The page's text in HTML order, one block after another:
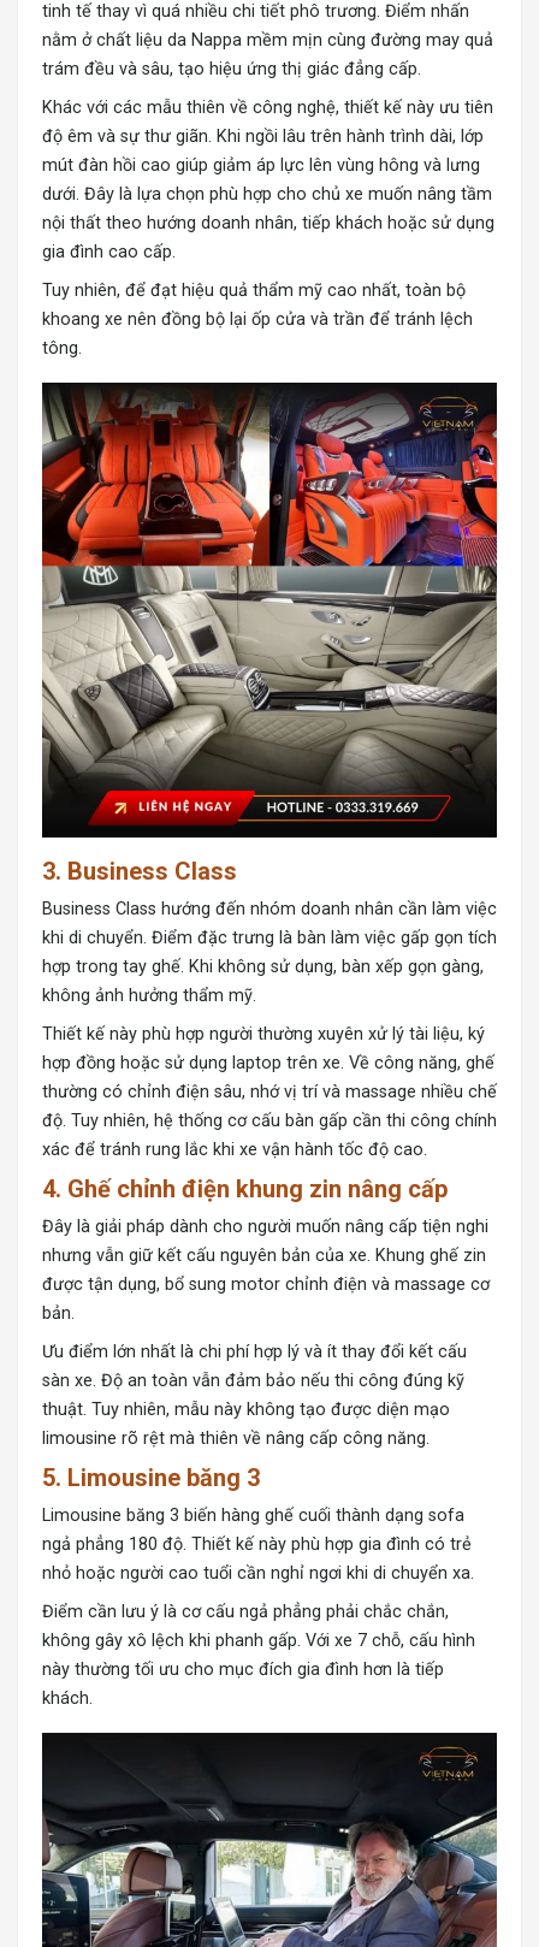
tinh tế thay vì quá nhiều chi tiết phô trương. Điểm nhấn
nằm ở chất liệu da Nappa mềm mịn cùng đường may quả
trám đều và sâu, tạo hiệu ứng thị giác đẳng cấp.
Khác với các mẫu thiên về công nghệ, thiết kế này ưu tiên
độ êm và sự thư giãn. Khi ngồi lâu trên hành trình dài, lớp
mút đàn hồi cao giúp giảm áp lực lên vùng hông và lưng
dưới. Đây là lựa chọn phù hợp cho chủ xe muốn nâng tầm
nội thất theo hướng doanh nhân, tiếp khách hoặc sử dụng
gia đình cao cấp.
Tuy nhiên, để đạt hiệu quả thẩm mỹ cao nhất, toàn bộ
khoang xe nên đồng bộ lại ốp cửa và trần để tránh lệch
tông.
3. Business Class
Business Class hướng đến nhóm doanh nhân cần làm việc
khi di chuyển. Điểm đặc trưng là bàn làm việc gấp gọn tích
hợp trong tay ghế. Khi không sử dụng, bàn xếp gọn gàng,
không ảnh hưởng thẩm mỹ.
Thiết kế này phù hợp người thường xuyên xử lý tài liệu, ký
hợp đồng hoặc sử dụng laptop trên xe. Về công năng, ghế
thường có chỉnh điện sâu, nhớ vị trí và massage nhiều chế
độ. Tuy nhiên, hệ thống cơ cấu bàn gấp cần thi công chính
xác để tránh rung lắc khi xe vận hành tốc độ cao.
4. Ghế chỉnh điện khung zin nâng cấp
Đây là giải pháp dành cho người muốn nâng cấp tiện nghi
nhưng vẫn giữ kết cấu nguyên bản của xe. Khung ghế zin
được tận dụng, bổ sung motor chỉnh điện và massage cơ
bản.
Ưu điểm lớn nhất là chi phí hợp lý và ít thay đổi kết cấu
sàn xe. Độ an toàn vẫn đảm bảo nếu thi công đúng kỹ
thuật. Tuy nhiên, mẫu này không tạo được diện mạo
limousine rõ rệt mà thiên về nâng cấp công năng.
5. Limousine băng 3
Limousine băng 3 biến hàng ghế cuối thành dạng sofa
ngả phẳng 180 độ. Thiết kế này phù hợp gia đình có trẻ
nhỏ hoặc người cao tuổi cần nghỉ ngơi khi di chuyển xa.
Điểm cần lưu ý là cơ cấu ngả phẳng phải chắc chắn,
không gây xô lệch khi phanh gấp. Với xe 7 chỗ, cấu hình
này thường tối ưu cho mục đích gia đình hơn là tiếp
khách.